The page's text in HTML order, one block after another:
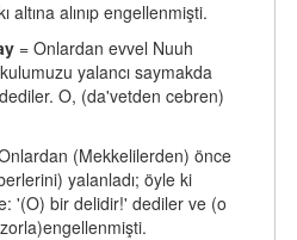
altına alınıp engellenmişti.
= Onlardan evvel Nuuh
yalancı saymakda
O, (da'vetden cebren)
(Mekkelilerden) önce
yalanladı; öyle ki
'(O) bir delidir!' dediler ve (o